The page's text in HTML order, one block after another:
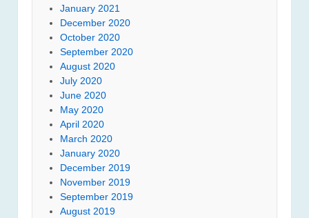
January 2021
December 2020
October 2020
September 2020
August 2020
July 2020
June 2020
May 2020
April 2020
March 2020
January 2020
December 2019
November 2019
September 2019
August 2019